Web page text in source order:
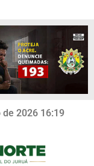
2026 16:19